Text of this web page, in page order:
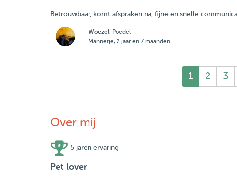
Betrouwbaar, komt afspraken na, fijne en snelle
Woezel, Poedel
Mannetje, 2 jaar en 7 maanden
1 2 3
Over mij
5 jaren ervaring
Pet lover